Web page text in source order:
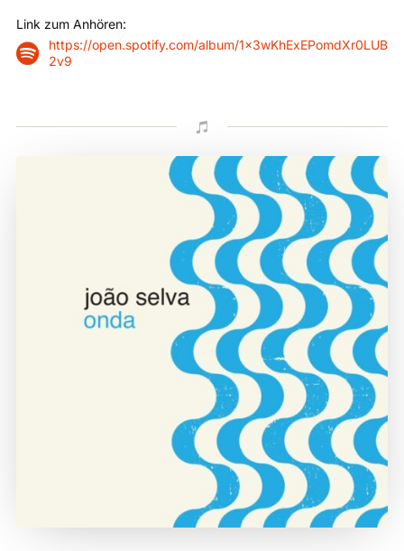
Link zum Anhören:

https://open.spotify.com/album/1x3wKhExEPomdXr0LUB
2v9
